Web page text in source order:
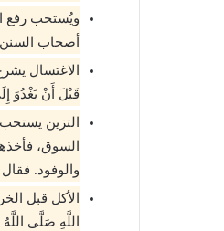
ويُستحب رفع
أصحاب السنن
الاغتسال
قَبْلَ أَنْ يَغْدُوَ
التزين
السوق،
والوفود.
الأكل قبل
اللَّهِ صَلَّى